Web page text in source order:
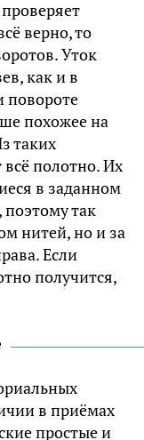
верно, то
Уток
как и в
повороте
похожее на
таких
полотно. Их
в заданном
так
нитей, но и за
Если
получится,
в приёмах
простые и